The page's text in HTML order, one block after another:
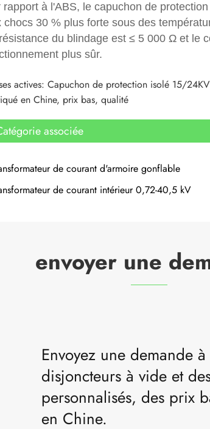
rapport à l'ABS, le capuchon de
chocs 30 % plus forte sous des
du blindage est ≤ 5 000 Ω et le
plus sûr.
actives: Capuchon de protection isolé 15/
en Chine, prix bas, qualité
associée
de courant d'armoire gonflable
de courant intérieur 0,72-40,5 kV
envoyer une
Envoyez une demande
disjoncteurs à vide et
personnalisés, des prix
en Chine.